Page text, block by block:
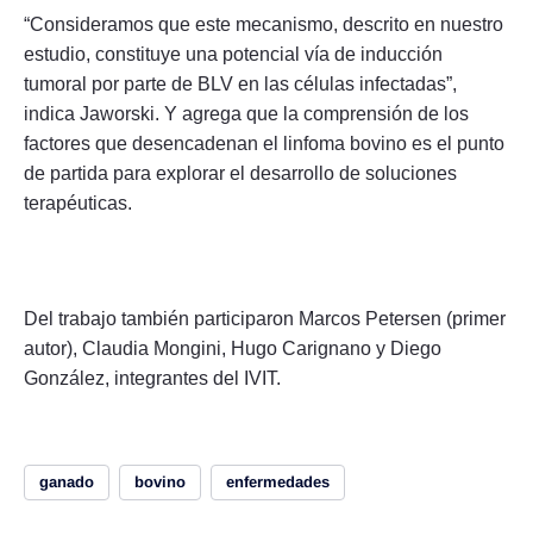
“Consideramos que este mecanismo, descrito en nuestro
estudio, constituye una potencial vía de inducción
tumoral por parte de BLV en las células infectadas”,
indica Jaworski. Y agrega que la comprensión de los
factores que desencadenan el linfoma bovino es el punto
de partida para explorar el desarrollo de soluciones
terapéuticas.
Del trabajo también participaron Marcos Petersen (primer
autor), Claudia Mongini, Hugo Carignano y Diego
González, integrantes del IVIT.
ganado bovino enfermedades